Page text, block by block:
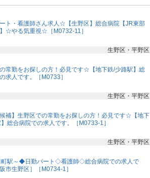
ト・看護師さん求人☆【生野区】総合病院【JR東部
☆やる気重視☆［M0732-11］
生野区・平野区
常勤をお探しの方！必見です☆【地下鉄/少路駅】総
求人です。［M0733］
生野区・平野区
候補】生野区での常勤をお探しの方！必見です☆【地下
総合病院での求人です。［M0733-1］
生野区・平野区
駅～◆日勤パート◇看護師◇総合病院での求人で
市生野区］［M0734-1］